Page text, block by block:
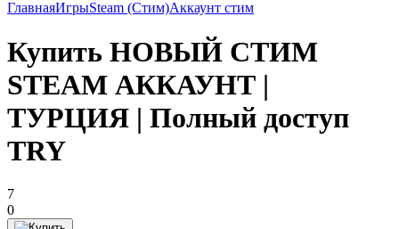
ГлавнаяИгрыSteam (Стим)Аккаунт стим
Купить НОВЫЙ СТИМ
STEAM АККАУНТ |
ТУРЦИЯ | Полный доступ
TRY
7
0